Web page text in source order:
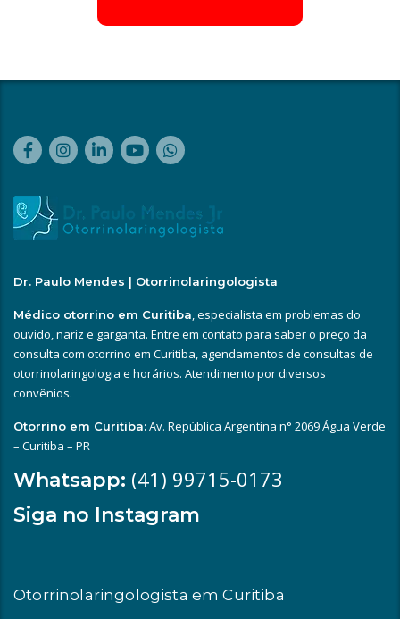
Dr. Paulo Mendes | Otorrinolaringologista
Médico otorrino em Curitiba, especialista em problemas do
ouvido, nariz e garganta. Entre em contato para saber o preço da
consulta com otorrino em Curitiba, agendamentos de consultas de
otorrinolaringologia e horários. Atendimento por diversos
convênios.
Otorrino em Curitiba:Av. República Argentina n° 2069 Água Verde
– Curitiba – PR
Whatsapp: (41) 99715-0173
Siga no Instagram
Otorrinolaringologista em Curitiba